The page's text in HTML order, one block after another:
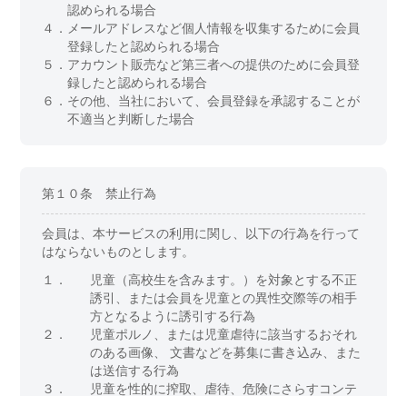
認められる場合
４．
メールアドレスなど個人情報を収集するために会員
登録したと認められる場合
５． アカウント販売など第三者への提供のために会員登
録したと認められる場合
６． その他、当社において、会員登録を承認することが
不適当と判断した場合
第１０条 禁止行為
会員は、本サービスの利用に関し、以下の行為を行って
はならないものとします。
１．
児童（高校生を含みます。）を対象とする不正
誘引、または会員を児童との異性交際等の相手
方となるように誘引する行為
２．
児童ポルノ、または児童虐待に該当するおそれ
のある画像、 文書などを募集に書き込み、また
は送信する行為
３．
児童を性的に搾取、虐待、危険にさらすコンテ